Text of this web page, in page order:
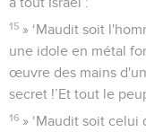
15 » ‘Maudit soit
une idole en métal
œuvre des mains
secret !’Et tout le
16 » ‘Maudit soit celui